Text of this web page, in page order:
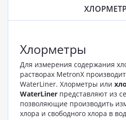
Хлорметры
Для измерения содержания
растворах MetronX
WaterLiner. Хлорметры или
WaterLiner представляют из
позволяющие производить
хлора и свободного хлора в